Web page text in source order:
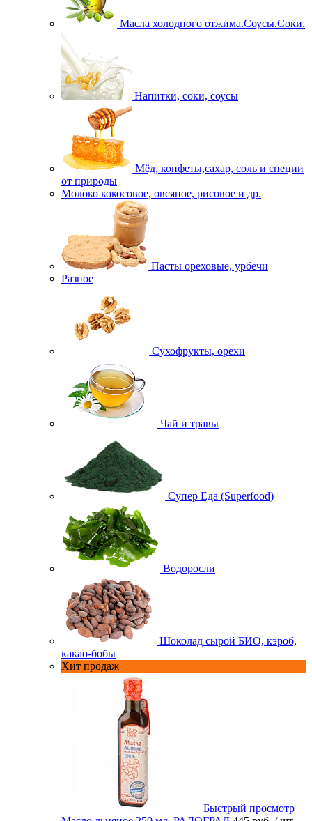
Масла холодного отжима.Соусы.Соки.
Напитки, соки, соусы
Мёд, конфеты,сахар, соль и специи
от природы
Молоко кокосовое, овсяное, рисовое и др.
Пасты ореховые, урбечи
Разное
Сухофрукты, орехи
Чай и травы
Супер Еда (Superfood)
Водоросли
Шоколад сырой БИО, кэроб,
какао-бобы
Хит продаж
Быстрый просмотр